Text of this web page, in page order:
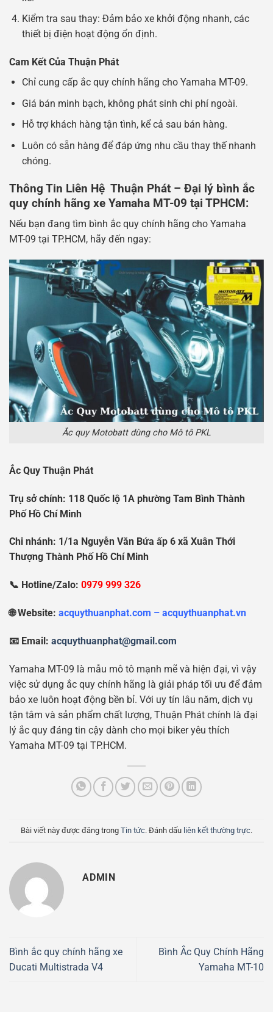
Kiểm tra sau thay: Đảm bảo xe khởi động nhanh, các
thiết bị điện hoạt động ổn định.
Cam Kết Của Thuận Phát
Chỉ cung cấp ắc quy chính hãng cho Yamaha MT-09.
Giá bán minh bạch, không phát sinh chi phí ngoài.
Hỗ trợ khách hàng tận tình, kể cả sau bán hàng.
Luôn có sẵn hàng để đáp ứng nhu cầu thay thế nhanh
chóng.
Thông Tin Liên Hệ Thuận Phát – Đại lý bình ắc
quy chính hãng xe Yamaha MT-09 tại TPHCM:
Nếu bạn đang tìm bình ắc quy chính hãng cho Yamaha
MT-09 tại TP.HCM, hãy đến ngay:
Ắc quy Motobatt dùng cho Mô tô PKL
Ắc Quy Thuận Phát
Trụ sởchính: 118 Quốc lộ 1A phường Tam Bình Thành
PhốHồ Chí Minh
Chi nhánh: 1/1a Nguyễn Văn Bứa ấp 6 xã Xuân Thới
Thượng Thành Phố Hồ Chí Minh
📞 Hotline/Zalo: 0979 999 326
🌐 Website: acquythuanphat.com – acquythuanphat.vn
📧 Email: acquythuanphat@gmail.com
Yamaha MT-09 là mẫu mô tô mạnh mẽ và hiện đại, vì vậy
việc sử dụng ắc quy chính hãng là giải pháp tối ưu để đảm
bảo xe luôn hoạt động bền bỉ. Với uy tín lâu năm, dịch vụ
tận tâm và sản phẩm chất lượng, Thuận Phát chính là đại
lý ắc quy đáng tin cậy dành cho mọi biker yêu thích
Yamaha MT-09 tại TP.HCM.
Bài viết này được đăng trong Tin tức. Đánh dấu liên kết thường trực.
ADMIN
Bình ắc quy chính hãng xe
Ducati Multistrada V4
Bình Ắc Quy Chính Hãng
Yamaha MT-10